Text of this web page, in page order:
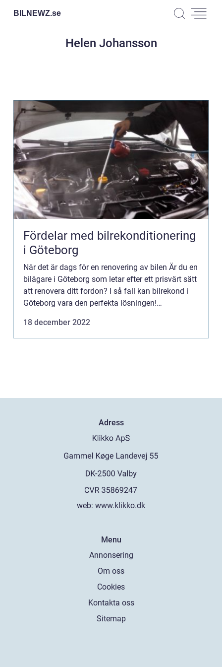
BILNEWZ.se
Helen Johansson
Fördelar med bilrekonditionering
i Göteborg
När det är dags för en renovering av bilen Är du en
bilägare i Göteborg som letar efter ett prisvärt sätt
att renovera ditt fordon? I så fall kan bilrekond i
Göteborg vara den perfekta lösningen!
kostnadseffek...
18 december 2022
Adress
web: www.klikko.dk
Menu
Annonsering
Om oss
Cookies
Kontakta oss
Sitemap